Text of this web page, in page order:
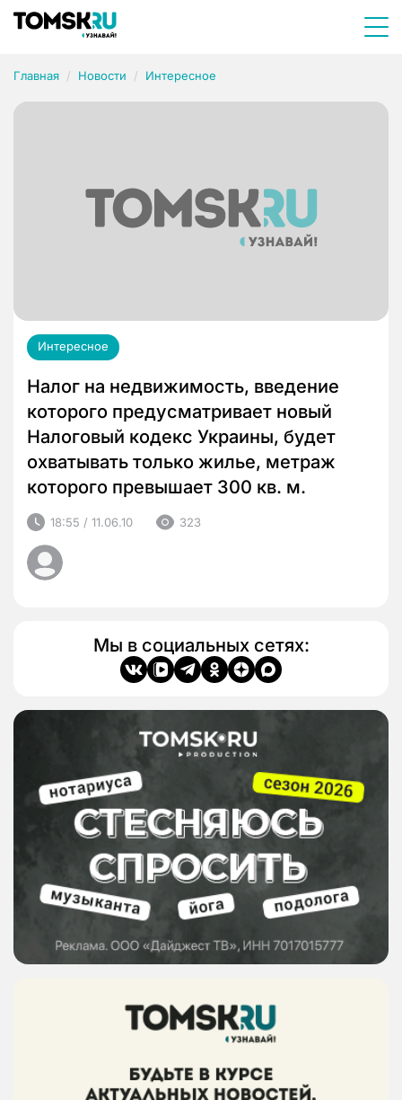
Главная Новости Интересное
Интересное
Налог на недвижимость, введение
которого предусматривает новый
Налоговый кодекс Украины, будет
охватывать только жилье, метраж
которого превышает 300 кв. м.
18:55 / 11.06.10 323
Мы в социальных сетях: